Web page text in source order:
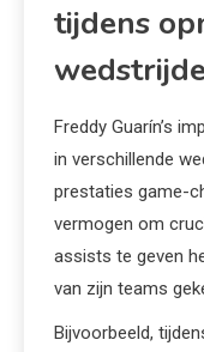
tijdens
Freddy Guarín’s
in verschillende
prestaties game-
vermogen om
assists te geven
van zijn teams
Bijvoorbeeld,